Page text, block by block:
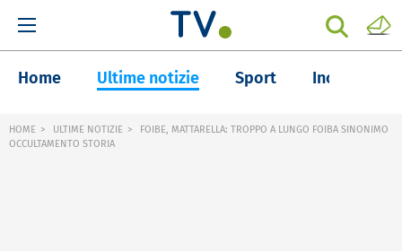
Home Ultime notizie Sport Inchieste
HOME ULTIME NOTIZIE
FOIBE, MATTARELLA: TROPPO A LUNGO FOIBA SINONIMO
OCCULTAMENTO STORIA